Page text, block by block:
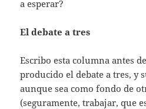
a esperar?
El debate a tres
Escribo esta columna antes
producido el debate a tres, y
aunque sea como fondo de
(seguramente, trabajar, que